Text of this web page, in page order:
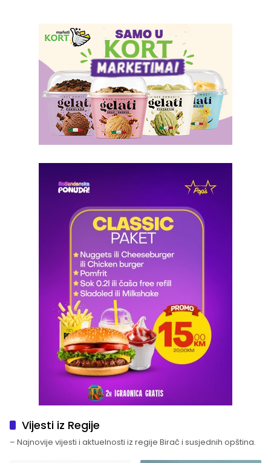
Vijesti iz Regije
– Najnovije vijesti i aktuelnosti iz regije Birač i susjednih opština.